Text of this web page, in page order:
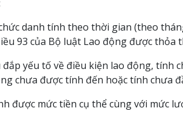
danh tính theo thời gian (theo
93 của Bộ luật Lao động được
yếu tố về điều kiện lao động,
chưa được tính đến hoặc tính chưa
được mức tiền cụ thể cùng với